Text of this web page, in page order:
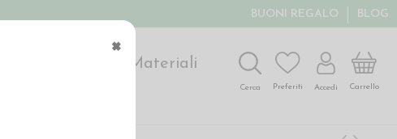
×
BUONI REGALO BLOG
Materiali
Cerca Preferiti Accedi Carrello